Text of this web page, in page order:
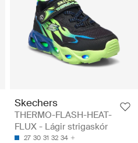
Skechers
THERMO-FLASH-HEAT-
FLUX - Lágir strigaskór
27 30 31 32 34